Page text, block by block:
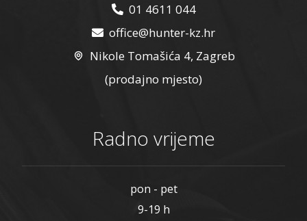
01 4611 044
office@hunter-kz.hr
Nikole Tomašića 4, Zagreb
(prodajno mjesto)
Radno vrijeme
pon - pet
9-19 h